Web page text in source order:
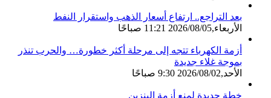
بعد التراجع.. ارتفاع أسعار الذهب واستقرار النفط
الأربعاء,2026/08/05 11:21 صباحًا
أزمة الكهرباء تتجه إلى مرحلة أكثر خطورة… والحرب تنذر
بموجة غلاء جديدة
الأحد,2026/08/02 9:30 صباحًا
خطة جديدة لمنع أزمة البنزين